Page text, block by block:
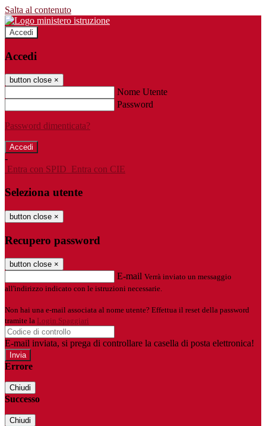
Salta al contenuto
Accedi
Accedi
button close ×
Nome Utente
Password
Password dimenticata?
-
Entra con SPID Entra con CIE
Seleziona utente
button close ×
Recupero password
button close ×
E-mail Verrà inviato un messaggio
all'indirizzo indicato con le istruzioni necessarie.
Non hai una e-mail associata al nome utente? Effettua il reset della password
tramite la Login Spaggiari
E-mail inviata, si prega di controllare la casella di posta elettronica!
Errore
Chiudi
Successo
Chiudi